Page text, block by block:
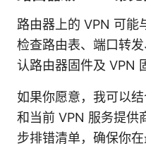
路由器上的 VPN 可能
检查路由表、端口转
认路由器固件及 VPN
如果你愿意，我可以
和当前 VPN 服务提供
步排错清单，确保你